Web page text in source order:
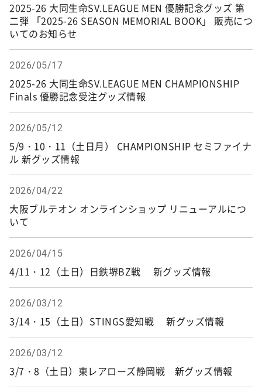
2025-26 大同生命SV.LEAGUE MEN 優勝記念グッズ 第
二弾 「2025-26 SEASON MEMORIAL BOOK」 販売につ
いてのお知らせ
2026/05/17
2025-26 大同生命SV.LEAGUE MEN CHAMPIONSHIP
Finals 優勝記念受注グッズ情報
2026/05/12
5/9・10・11（土日月） CHAMPIONSHIP セミファイナ
ル 新グッズ情報
2026/04/22
大阪ブルテオン オンラインショップ リニューアルにつ
いて
2026/04/15
4/11・12（土日）日鉄堺BZ戦 新グッズ情報
2026/03/12
3/14・15（土日）STINGS愛知戦 新グッズ情報
2026/03/12
3/7・8（土日）東レアローズ静岡戦 新グッズ情報